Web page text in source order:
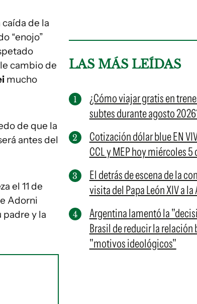
de la
“enojo”
cambio de
mucho
de que la
antes del
el 11 de
Adorni
padre y la
LAS MÁS LEÍDAS
¿Cómo viajar gratis en
subtes durante agosto
Cotización dólar blue EN
CCL y MEP hoy miércoles 5
El detrás de escena de la
visita del Papa León XIV a
Argentina lamentó la
Brasil de reducir la
"motivos ideológicos"